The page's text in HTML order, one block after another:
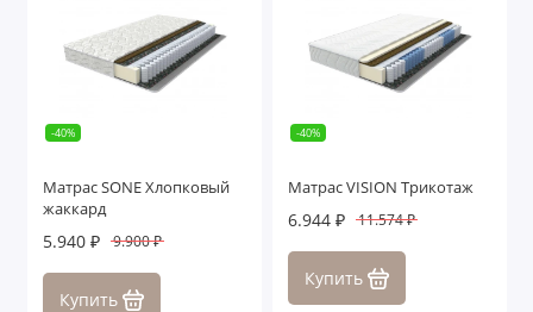
-40%
Матрас SONE Хлопковый
жаккард
5.940 ₽ 9.900 ₽
Купить
-40%
Матрас VISION Трикотаж
6.944 ₽ 11.574 ₽
Купить